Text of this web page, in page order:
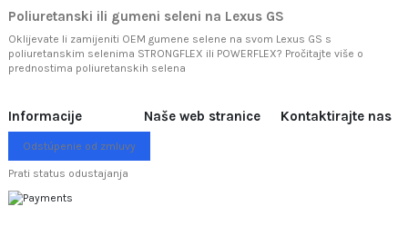
Poliuretanski ili gumeni seleni na Lexus GS
Oklijevate li zamijeniti OEM gumene selene na svom Lexus GS s
poliuretanskim selenima STRONGFLEX ili POWERFLEX? Pročitajte više o
prednostima poliuretanskih selena
Informacije Naše web stranice Kontaktirajte nas
Odstúpenie od zmluvy
Prati status odustajanja